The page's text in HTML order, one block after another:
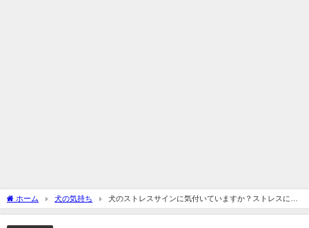
ホーム 犬の気持ち
犬のストレスサインに気付いていますか？ストレスによ
る症状や行動を解説【下痢や嘔吐もストレスが原因かも！】